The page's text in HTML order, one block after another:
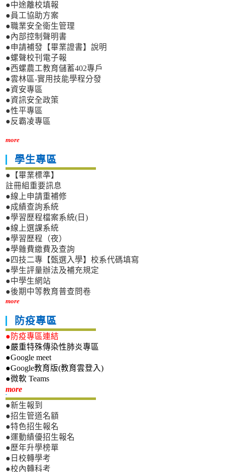
●中途離校填報
●員工協助方案
●職業安全衛生管理
●內部控制聲明書
●申請補發【畢業證書】說明
●螺聲校刊電子報
●西螺農工教育儲蓄402專戶
●雲林區-實用技能學程分發
●資安專區
●資訊安全政策
●性平專區
●反霸凌專區
more
學生專區
●【畢業標準】
註冊組重要訊息
●線上申請重補修
●成績查詢系統
●學習歷程檔案系統(日)
●線上選課系統
●學習歷程（夜）
●學雜費繳費及查詢
●四技二專【甄選入學】校系代碼填寫
●學生評量辦法及補充規定
●中學生網站
●後期中等教育普查問卷
more
防疫專區
●防疫專區連結
●嚴重特殊傳染性肺炎專區
●Google meet
●Google教育版(教育雲登入)
●微軟 Teams
more新生專區
●新生報到
●招生管道名額
●特色招生報名
●運動績優招生報名
●歷年升學榜單
●日校轉學考
●校內轉科考